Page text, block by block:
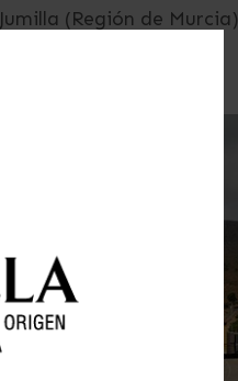
Jumilla (Región de Murcia)